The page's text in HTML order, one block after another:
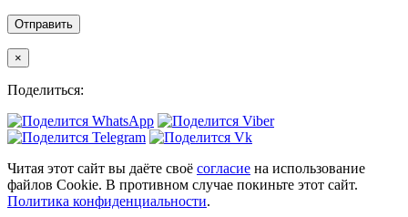
×
Поделиться:
Читая этот сайт вы даёте своё согласие на использование
файлов Cookie. В противном случае покиньте этот сайт.
Политика конфиденциальности.